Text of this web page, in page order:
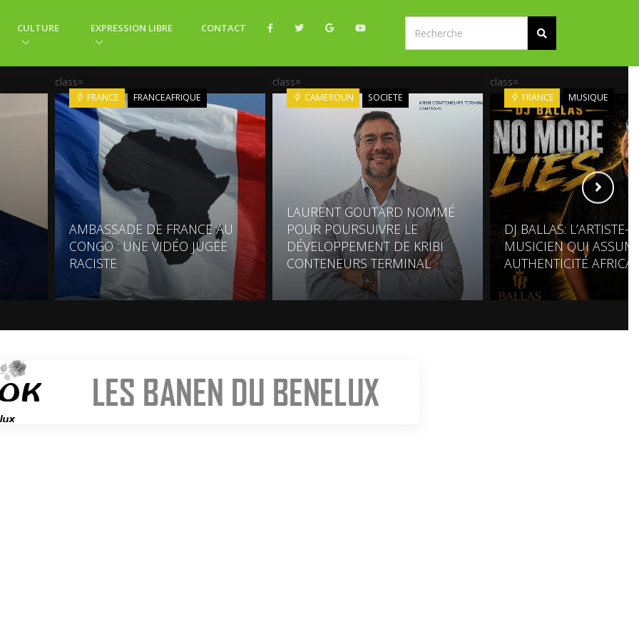
CULTURE EXPRESSION LIBRE CONTACT
class=
FRANCE FRANCEAFRIQUE
AMBASSADE DE FRANCE AU
CONGO : UNE VIDÉO JUGÉE
RACISTE
class=
CAMEROUN SOCIETE
LAURENT GOUTARD NOMMÉ
POUR POURSUIVRE LE
DÉVELOPPEMENT DE KRIBI
CONTENEURS TERMINAL
class=
FRANCE MUSIQUE
DJ BALLAS: L’ARTISTE-
MUSICIEN QUI
AUTHENTICITÉ